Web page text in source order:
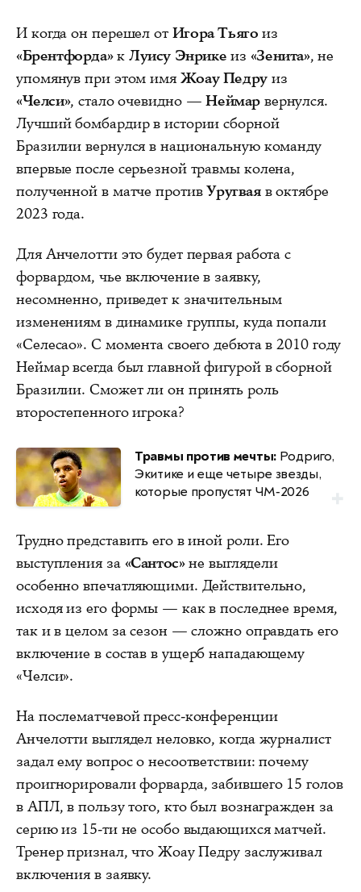
И когда он перешел от Игора Тьяго из
«Брентфорда»к Луису Энрике из «Зенита», не
упомянув при этом имя Жоау Педруиз
«Челси», стало очевидно —Неймарвернулся.
Лучший бомбардир в истории сборной
Бразилии вернулся в национальную команду
впервые после серьезной травмы колена,
полученной в матче противУругваяв октябре
2023 года.
Для Анчелотти это будет первая работа с
форвардом, чье включение в заявку,
несомненно, приведет к значительным
изменениям в динамике группы, куда попали
«Селесао». С момента своего дебюта в 2010 году
Неймар всегда был главной фигурой в сборной
Бразилии. Сможет ли он принять роль
второстепенного игрока?
Травмы против мечты: Родриго,
Экитике и еще четыре звезды,
которые пропустят ЧМ‑2026
Трудно представить его в иной роли. Его
выступления за «Сантос»не выглядели
особенно впечатляющими. Действительно,
исходя из его формы — как в последнее время,
так и в целом за сезон — сложно оправдать его
включение в состав в ущерб нападающему
«Челси».
На послематчевой пресс-конференции
Анчелотти выглядел неловко, когда журналист
задал ему вопрос о несоответствии: почему
проигнорировали форварда, забившего 15 голов
в АПЛ, в пользу того, кто был вознагражден за
серию из 15-ти не особо выдающихся матчей.
Тренер признал, что Жоау Педру заслуживал
включения в заявку.